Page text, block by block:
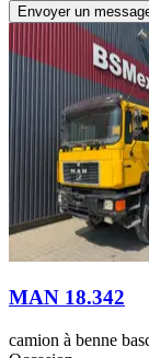
Envoyer un
MAN 18.342
camion à benne